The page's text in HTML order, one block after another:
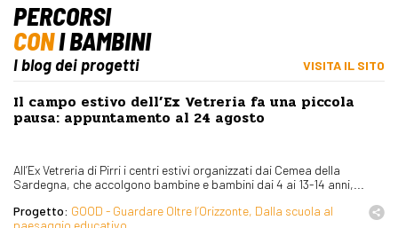
PERCORSI
CONI BAMBINI
I blog dei progetti VISITA IL SITO
Il campo estivo dell’Ex Vetreria fa una piccola
pausa: appuntamento al 24 agosto
All’Ex Vetreria di Pirri i centri estivi organizzati dai Cemea della
Sardegna, che accolgono bambine e bambini dai 4 ai 13-14 anni,...
Progetto: GOOD - Guardare Oltre l’Orizzonte, Dalla scuola al